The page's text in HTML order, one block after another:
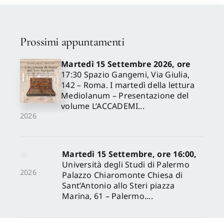
Prossimi appuntamenti
2026
Martedì 15 Settembre 2026, ore
17:30 Spazio Gangemi, Via Giulia,
142 – Roma. I martedì della lettura
Mediolanum – Presentazione del
volume L’ACCADEMI...
2026
Martedì 15 Settembre, ore 16:00,
Università degli Studi di Palermo
Palazzo Chiaromonte Chiesa di
Sant’Antonio allo Steri piazza
Marina, 61 – Palermo....